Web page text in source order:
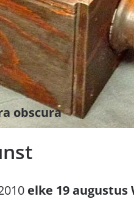
obscura
elke 19